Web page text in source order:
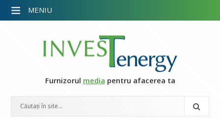
Furnizorul media pentru afacerea ta
MENIU